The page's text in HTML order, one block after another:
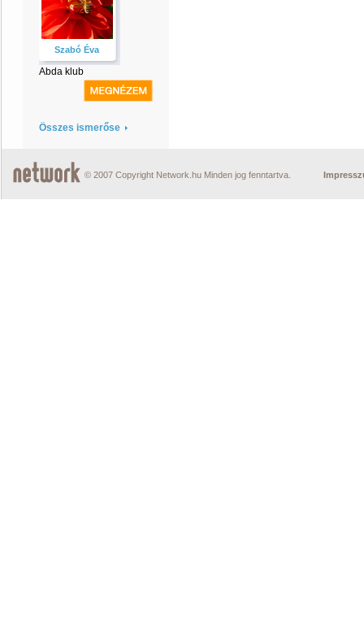
Szabó Éva
Abda klub
Összes ismerőse
© 2007 Copyright Network.hu Minden jog fenntartva.